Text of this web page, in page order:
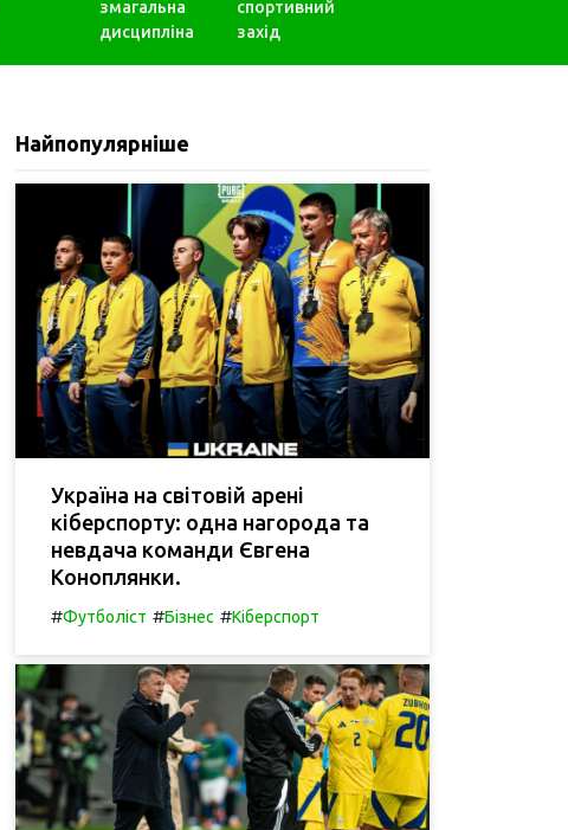
змагальна
дисципліна
спортивний
захід
Найпопулярніше
Україна на світовій арені
кіберспорту: одна нагорода та
невдача команди Євгена
Коноплянки.
#Футболіст #Бізнес #Кіберспорт